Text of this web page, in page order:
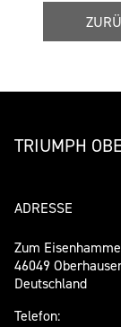
TRIUMPH
ADRESSE
Zum
46049
Deutschland
Telefon: